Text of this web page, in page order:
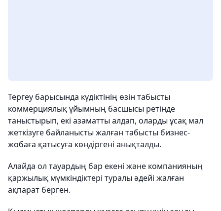
Тергеу барысында күдіктінің өзін табысты
коммерциялық ұйымның басшысы ретінде
таныстырып, екі азаматты алдап, оларды ұсақ мал
жеткізуге байланысты жалған табысты бизнес-
жобаға қатысуға көндіргені анықталды.
Алайда ол тауардың бар екені және компанияның
қаржылық мүмкіндіктері туралы әдейі жалған
ақпарат берген.